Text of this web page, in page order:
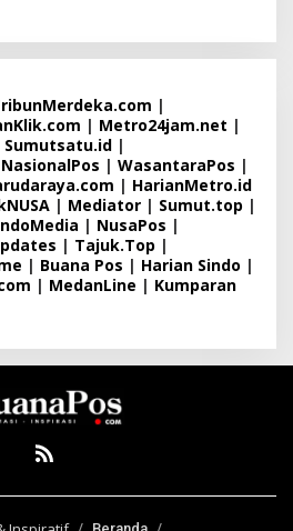
|
| Metro24jam.net |
Sumutsatu.id |
NasionalPos | WasantaraPos |
| HarianMetro.id
| Mediator | Sumut.top |
| NusaPos |
| Tajuk.Top |
| Buana Pos | Harian Sindo |
| MedanLine | Kumparan
Beranda